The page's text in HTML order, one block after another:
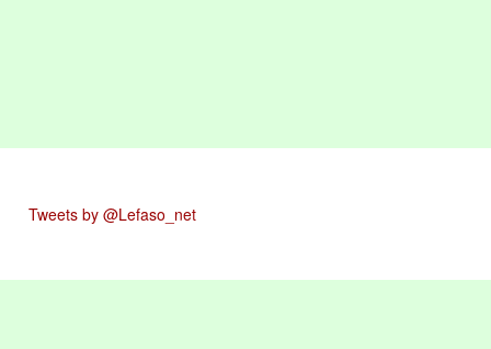
Tweets by @Lefaso_net